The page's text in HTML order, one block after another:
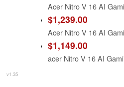
$1,239.00
$1,149.00
v1.35